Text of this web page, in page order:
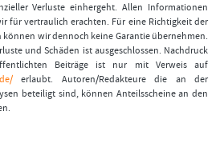
Verluste einhergeht. Allen Informationen
für vertraulich erachten. Für eine Richtigkeit der
wir dennoch keine Garantie übernehmen.
und Schäden ist ausgeschlossen. Nachdruck
Beiträge ist nur mit Verweis auf
erlaubt. Autoren/Redakteure die an der
beteiligt sind, können Anteilsscheine an den